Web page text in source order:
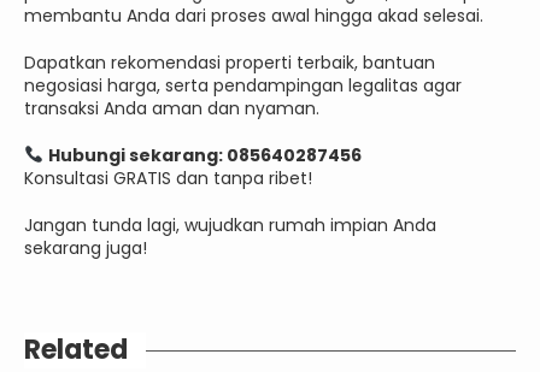
membantu Anda dari proses awal hingga akad selesai.
Dapatkan rekomendasi properti terbaik, bantuan
negosiasi harga, serta pendampingan legalitas agar
transaksi Anda aman dan nyaman.
Hubungi sekarang: 085640287456
Konsultasi GRATIS dan tanpa ribet!
Jangan tunda lagi, wujudkan rumah impian Anda
sekarang juga!
Related